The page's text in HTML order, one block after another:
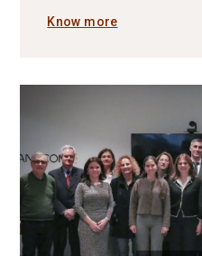
Know more